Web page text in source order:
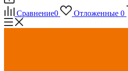
Сравнение0 Отложенные 0